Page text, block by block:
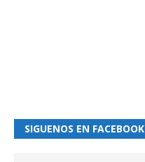
SIGUENOS EN FACEBOOK